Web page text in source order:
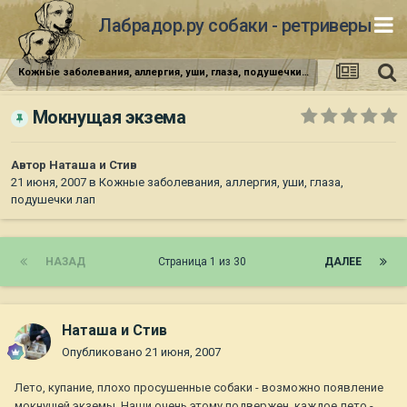
Лабрадор.ру собаки - ретриверы
Кожные заболевания, аллергия, уши, глаза, подушечки лап
Мокнущая экзема
Автор Наташа и Стив
21 июня, 2007 в Кожные заболевания, аллергия, уши, глаза,
подушечки лап
НАЗАД ДАЛЕЕ
Страница 1 из 30
Наташа и Стив
Опубликовано 21 июня, 2007
Лето, купание, плохо просушенные собаки - возможно появление